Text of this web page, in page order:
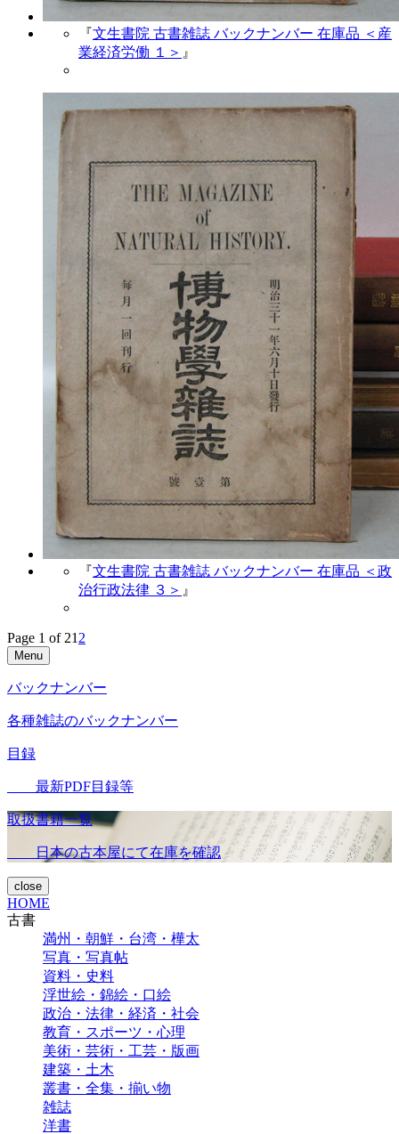
『文生書院 古書雑誌 バックナンバー 在庫品 ＜産
業経済労働 １＞ 』
『文生書院 古書雑誌 バックナンバー 在庫品 ＜政
治行政法律 ３＞ 』
Page 1 of 21 2
Menu
バックナンバー
各種雑誌のバックナンバー
目録
最新PDF目録等
取扱書籍一覧
日本の古本屋にて在庫を確認
close
HOME
古書
満州・朝鮮・台湾・樺太
写真・写真帖
資料・史料
浮世絵・錦絵・口絵
政治・法律・経済・社会
教育・スポーツ・心理
美術・芸術・工芸・版画
建築・土木
叢書・全集・揃い物
雑誌
洋書